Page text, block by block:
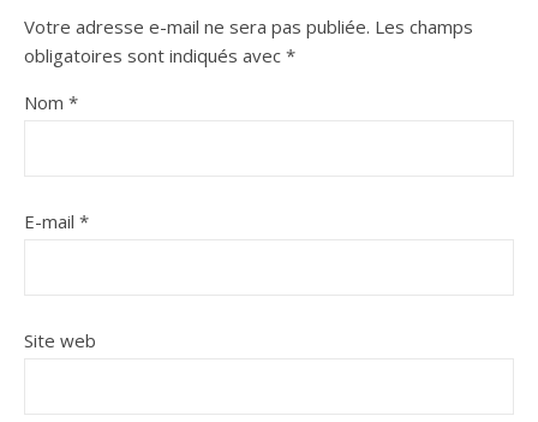
Votre adresse e-mail ne sera pas publiée. Les champs
obligatoires sont indiqués avec *
Nom *
E-mail *
Site web